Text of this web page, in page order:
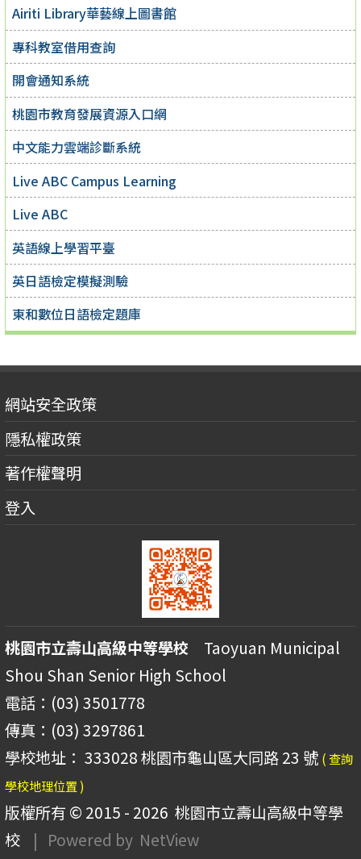
Airiti Library華藝線上圖書館
專科教室借用查詢
開會通知系統
桃園市教育發展資源入口網
中文能力雲端診斷系統
Live ABC Campus Learning
Live ABC
英語線上學習平臺
英日語檢定模擬測驗
東和數位日語檢定題庫
網站安全政策
隱私權政策
著作權聲明
登入
桃園市立壽山高級中等學校 Taoyuan Municipal
Shou Shan Senior High School
電話：(03) 3501778
傳真：(03) 3297861
學校地址： 333028 桃園市龜山區大同路 23 號 ( 查詢
學校地理位置 )
版權所有 © 2015 - 2026 桃園市立壽山高級中等學
校
| Powered by NetView